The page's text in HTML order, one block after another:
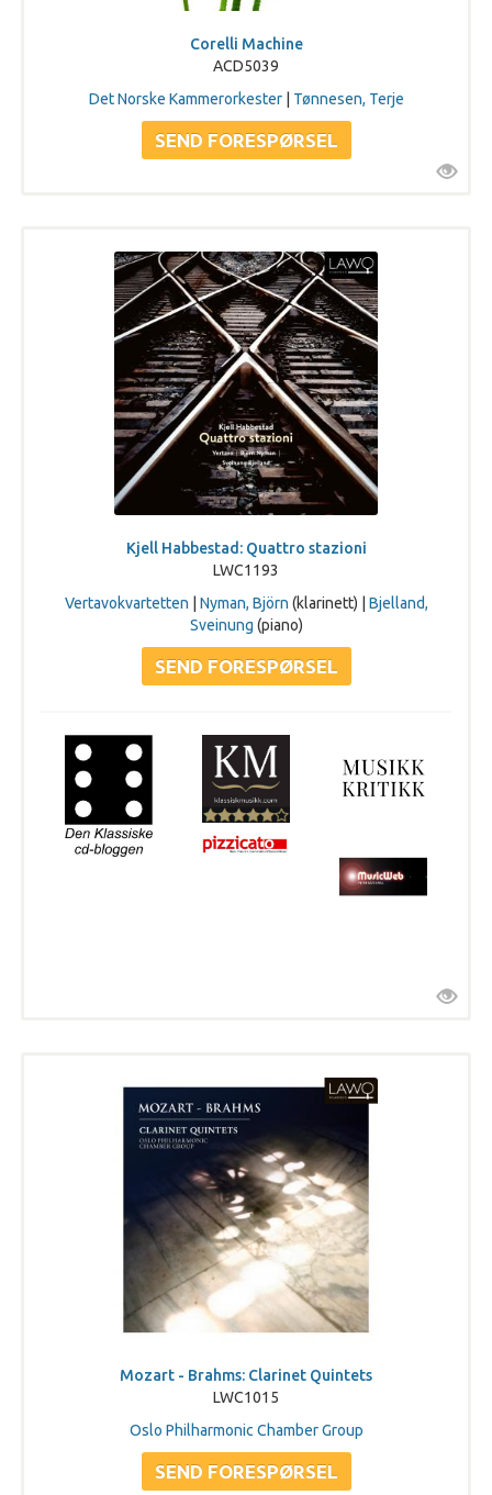
Corelli Machine
ACD5039
Det Norske Kammerorkester| Tønnesen, Terje
Kjell Habbestad: Quattro stazioni
LWC1193
Vertavokvartetten
Nyman, Björn (klarinett) | Bjelland,
Sveinung (piano)
Mozart - Brahms: Clarinet Quintets
LWC1015
Oslo Philharmonic Chamber Group